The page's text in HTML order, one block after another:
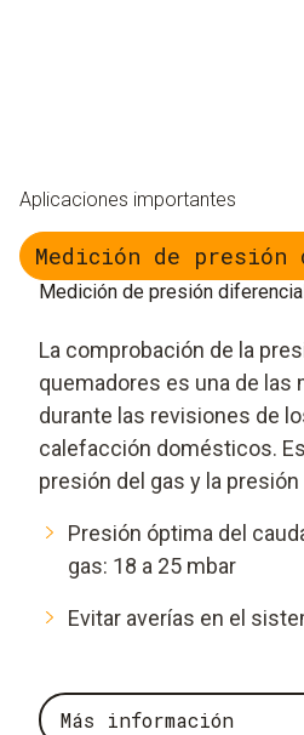
Aplicaciones importantes
Medición de
Medición de presión diferencial
La comprobación de la
quemadores es una de las
durante las revisiones de
calefacción domésticos.
presión del gas y la
Presión óptima del
gas: 18 a 25 mbar
Evitar averías en el
Más información